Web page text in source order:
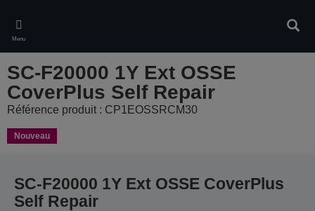
main
content
Menu
SC-F20000 1Y Ext OSSE
CoverPlus Self Repair
Référence produit : CP1EOSSRCM30
Nouveau
SC-F20000 1Y Ext OSSE CoverPlus
Self Repair